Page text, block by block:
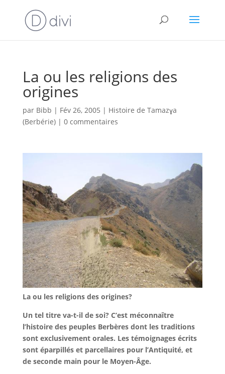
La ou les religions des
origines
par Bibb | Fév 26, 2005 | Histoire de Tamazɣa
(Berbérie)| 0 commentaires
La ou les religions des origines?
Un tel titre va-t-il de soi? C’est méconnaître
l’histoire des peuples Berbères dont les traditions
sont exclusivement orales. Les témoignages écrits
sont éparpillés et parcellaires pour l’Antiquité, et
de seconde main pour le Moyen-Âge.